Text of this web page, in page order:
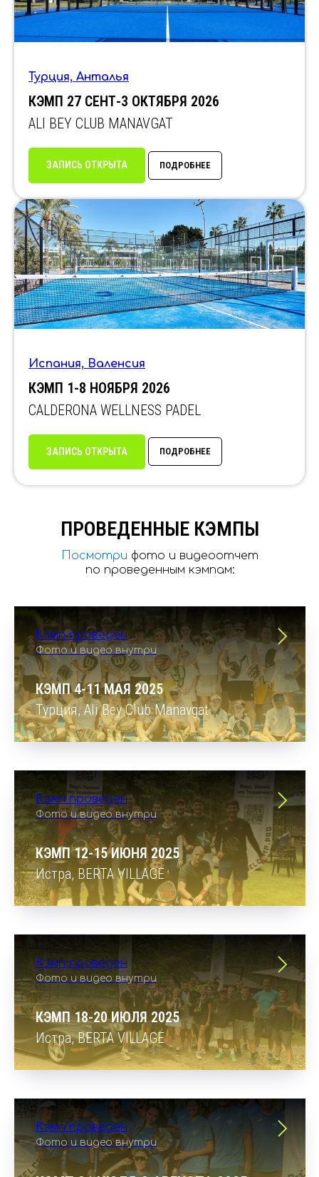
Турция, Анталья
КЭМП 27 СЕНТ-3 ОКТЯБРЯ 2026
ALI BEY CLUB MANAVGAT
ЗАПИСЬ ОТКРЫТА ПОДРОБНЕЕ
Испания, Валенсия
КЭМП 1-8 НОЯБРЯ 2026
CALDERONA WELLNESS PADEL
ЗАПИСЬ ОТКРЫТА ПОДРОБНЕЕ
ПРОВЕДЕННЫЕ КЭМПЫ
Посмотри фото и видеоотчет
по проведенным кэмпам:
Кэмп проведен
Фото и видео внутри
КЭМП 4-11 МАЯ 2025
Турция, Ali Bey Club Manavgat
Кэмп проведен
Фото и видео внутри
КЭМП 12-15 ИЮНЯ 2025
Истра, BERTA VILLAGE
Кэмп проведен
Фото и видео внутри
КЭМП 18-20 ИЮЛЯ 2025
Истра, BERTA VILLAGE
Кэмп проведен
Фото и видео внутри